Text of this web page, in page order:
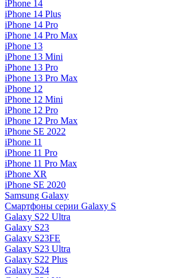
iPhone 14
iPhone 14 Plus
iPhone 14 Pro
iPhone 14 Pro Max
iPhone 13
iPhone 13 Mini
iPhone 13 Pro
iPhone 13 Pro Max
iPhone 12
iPhone 12 Mini
iPhone 12 Pro
iPhone 12 Pro Max
iPhone SE 2022
iPhone 11
iPhone 11 Pro
iPhone 11 Pro Max
iPhone XR
iPhone SE 2020
Samsung Galaxy
Смартфоны серии Galaxy S
Galaxy S22 Ultra
Galaxy S23
Galaxy S23FE
Galaxy S23 Ultra
Galaxy S22 Plus
Galaxy S24